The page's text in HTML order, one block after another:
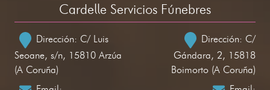
Cardelle Servicios Fúnebres
Dirección: C/ Luis
Seoane, s/n, 15810 Arzúa
(A Coruña)
Dirección: C/
Gándara, 2, 15818
Boimorto (A Coruña)